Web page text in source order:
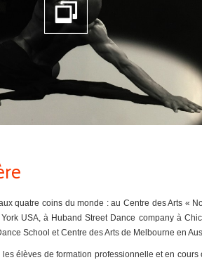
quatre coins du monde : au Centre des Arts «
USA, à Huband Street Dance company à
School et Centre des Arts de Melbourne en
élèves de formation professionnelle et en cours